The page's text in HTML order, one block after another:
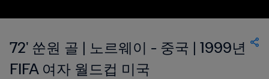
72' 쑨원 골 | 노르웨이 - 중국 | 1999년
FIFA 여자 월드컵 미국